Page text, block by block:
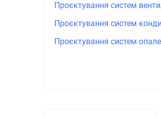
Проєктування систем
Проєктування систем
Проєктування систем